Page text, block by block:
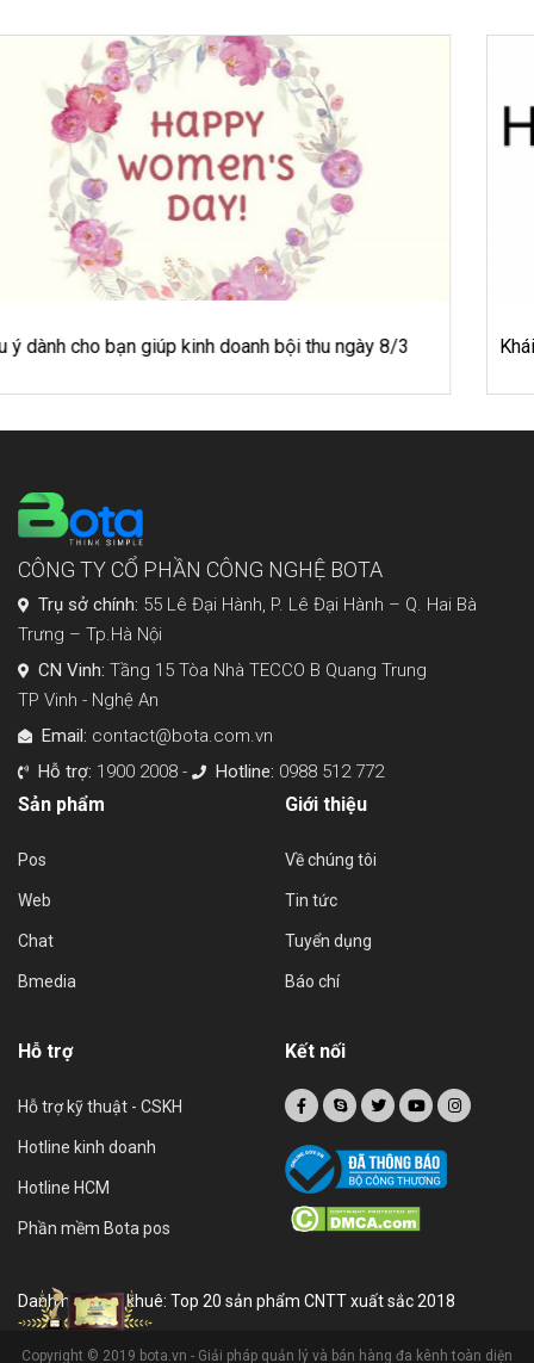
Khái Niệm Và Phương Pháp Kế Toán Hàng Tồn Kho
CÔNG TY CỔ PHẦN CÔNG NGHỆ BOTA
Trụ sở chính: 55 Lê Đại Hành, P. Lê Đại Hành – Q. Hai Bà
Trưng – Tp.Hà Nội
CN Vinh: Tầng 15 Tòa Nhà TECCO B Quang Trung
TP Vinh - Nghệ An
Email: contact@bota.com.vn
Hỗ trợ: 1900 2008 - Hotline: 0988 512 772
Sản phẩm
Pos
Web
Chat
Bmedia
Giới thiệu
Về chúng tôi
Tin tức
Tuyển dụng
Báo chí
Hỗ trợ
Hỗ trợ kỹ thuật - CSKH
Hotline kinh doanh
Hotline HCM
Phần mềm Bota pos
Kết nối
Danh hiệu sao khuê: Top 20 sản phẩm CNTT xuất sắc 2018
Copyright © 2019 bota.vn - Giải pháp quản lý và bán hàng đa kênh toàn diện